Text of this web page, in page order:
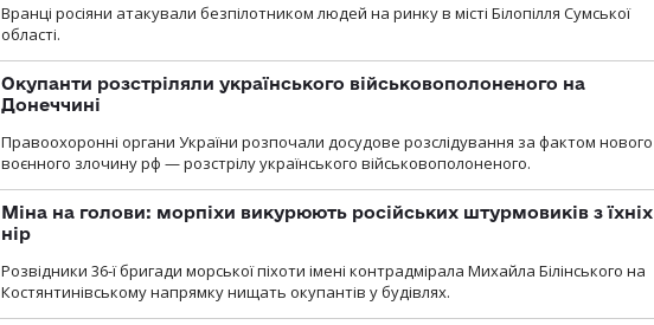
Вранці росіяни атакували безпілотником людей на ринку в місті Білопілля Сумської
області.
Окупанти розстріляли українського військовополоненого на
Донеччині
Правоохоронні органи України розпочали досудове розслідування за фактом нового
воєнного злочину рф — розстрілу українського військовополоненого.
Міна на голови: морпіхи викурюють російських штурмовиків з їхніх
нір
Розвідники 36-ї бригади морської піхоти імені контрадмірала Михайла Білінського на
Костянтинівському напрямку нищать окупантів у будівлях.